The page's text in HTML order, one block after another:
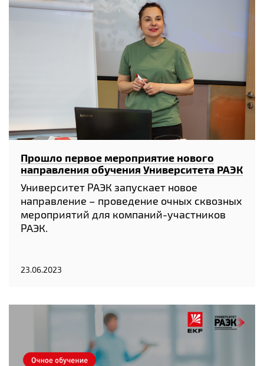
Прошло первое мероприятие нового
направления обучения Университета РАЭК
Университет РАЭК запускает новое
направление – проведение очных сквозных
мероприятий для компаний-участников
РАЭК.
23.06.2023